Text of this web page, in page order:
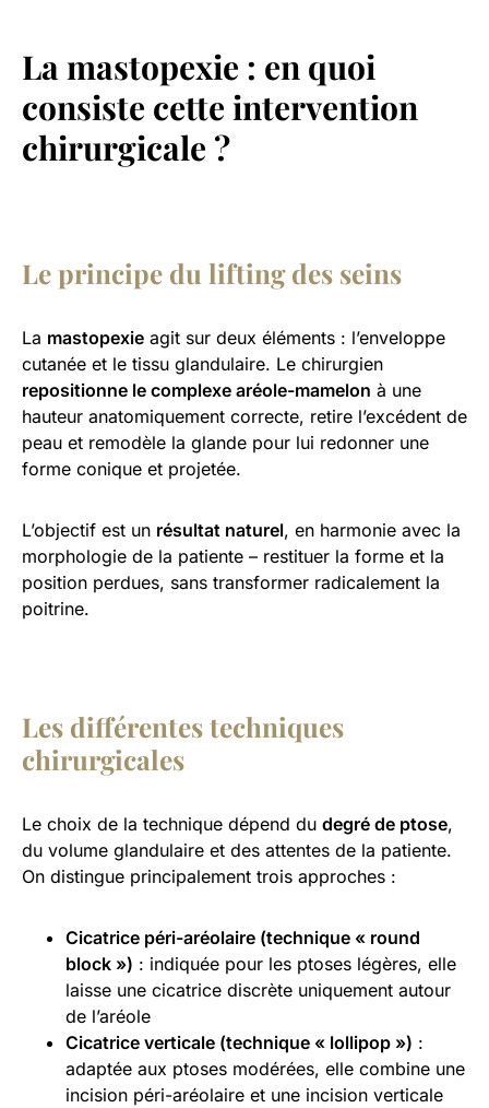
La mastopexie : en quoi
consiste cette intervention
chirurgicale ?
Le principe du lifting des seins
La mastopexie agit sur deux éléments : l’enveloppe
cutanée et le tissu glandulaire. Le chirurgien
repositionne le complexe aréole-mamelon à une
hauteur anatomiquement correcte, retire l’excédent de
peau et remodèle la glande pour lui redonner une
forme conique et projetée.
L’objectif est un résultat naturel, en harmonie avec la
morphologie de la patiente – restituer la forme et la
position perdues, sans transformer radicalement la
poitrine.
Les différentes techniques
chirurgicales
Le choix de la technique dépend du degré de ptose,
du volume glandulaire et des attentes de la patiente.
On distingue principalement trois approches :
Cicatrice péri-aréolaire (technique « round
block ») : indiquée pour les ptoses légères, elle
laisse une cicatrice discrète uniquement autour
de l’aréole
Cicatrice verticale (technique « lollipop ») :
adaptée aux ptoses modérées, elle combine une
incision péri-aréolaire et une incision verticale